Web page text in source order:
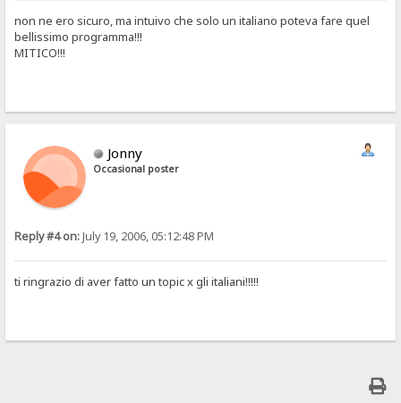
non ne ero sicuro, ma intuivo che solo un italiano poteva fare quel
bellissimo programma!!!
MITICO!!!
Jonny
Occasional poster
Reply #4 on:July 19, 2006, 05:12:48 PM
ti ringrazio di aver fatto un topic x gli italiani!!!!!